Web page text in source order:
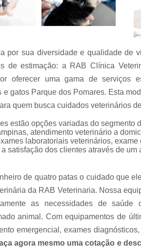
Odontologia
para animais
de estimação
para pet
Ozonioterapia
animal
Veterinários
por sua diversidade e qualidade de
de estimação: a RAB Clínica
oferecer uma gama de serviços
gatos Parque dos Pomares. Esta
quem busca cuidados veterinários
estão opções variadas do segmento
atendimento veterinário a
laboratoriais veterinários,
satisfação dos clientes através de
de quatro patas o cuidado que
da RAB Veterinaria. Nossa
as necessidades de saúde
animal. Com equipamentos de
emergencial, exames
agora mesmo uma cotação e